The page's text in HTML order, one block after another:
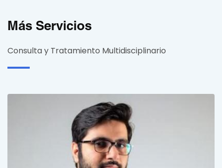
Más Servicios
Consulta y Tratamiento Multidisciplinario